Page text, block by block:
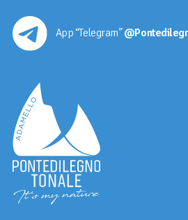
App “Telegram”